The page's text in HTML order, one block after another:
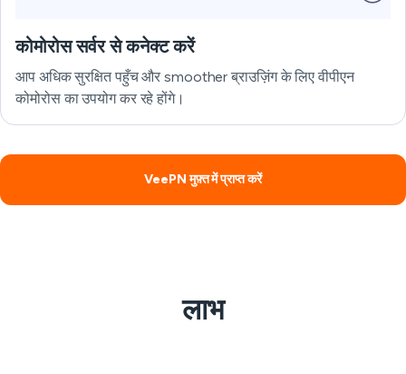
कोमोरोस सर्वर से कनेक्ट करें
आप अधिक सुरक्षित पहुँच और smoother ब्राउज़िंग के लिए वीपीएन
कोमोरोस का उपयोग कर रहे होंगे।
VeePN मुफ़्त में प्राप्त करें
लाभ